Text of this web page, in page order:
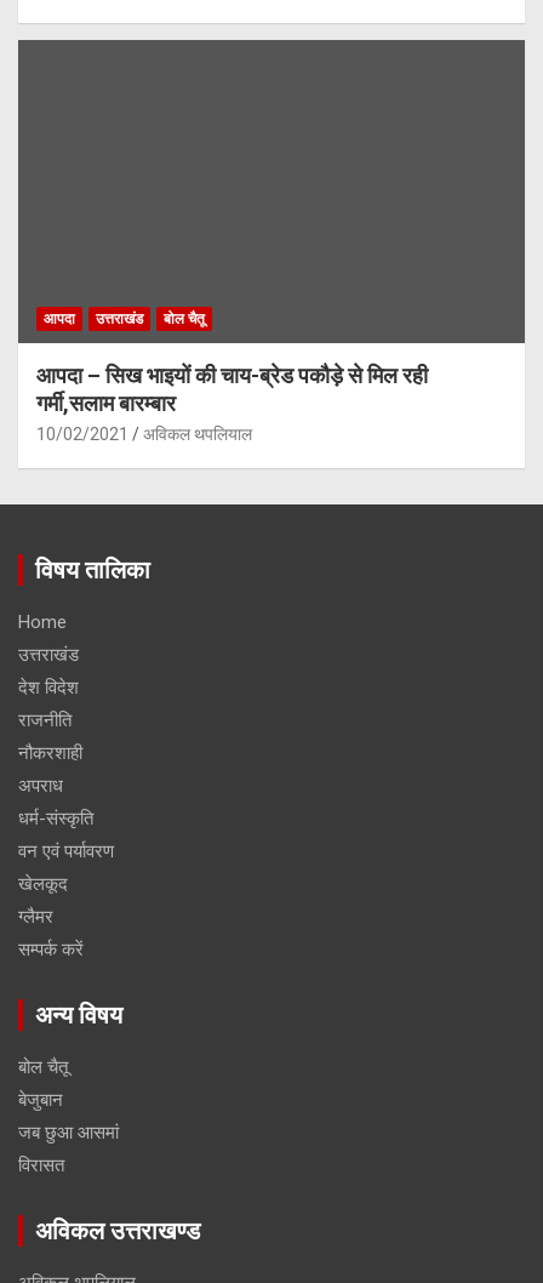
आपदा उत्तराखंड बोल चैतू
आपदा – सिख भाइयों की चाय-ब्रेड पकौड़े से मिल रही
गर्मी,सलाम बारम्बार
10/02/2021 अविकल थपलियाल
विषय तालिका
Home
उत्तराखंड
देश विदेश
राजनीति
नौकरशाही
अपराध
धर्म-संस्कृति
वन एवं पर्यावरण
खेलकूद
ग्लैमर
सम्पर्क करें
अन्य विषय
बोल चैतू
बेजुबान
जब छुआ आसमां
विरासत
अविकल उत्तराखण्ड